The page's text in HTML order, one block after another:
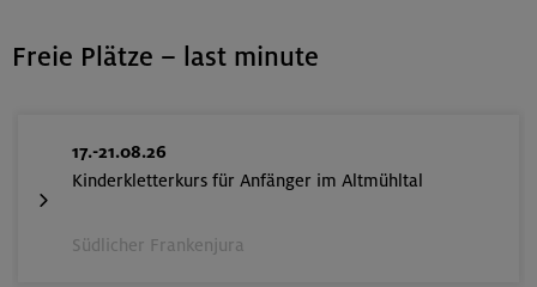
Freie Plätze – last minute
17.-21.08.26
Kinderkletterkurs für Anfänger im Altmühltal
Südlicher Frankenjura